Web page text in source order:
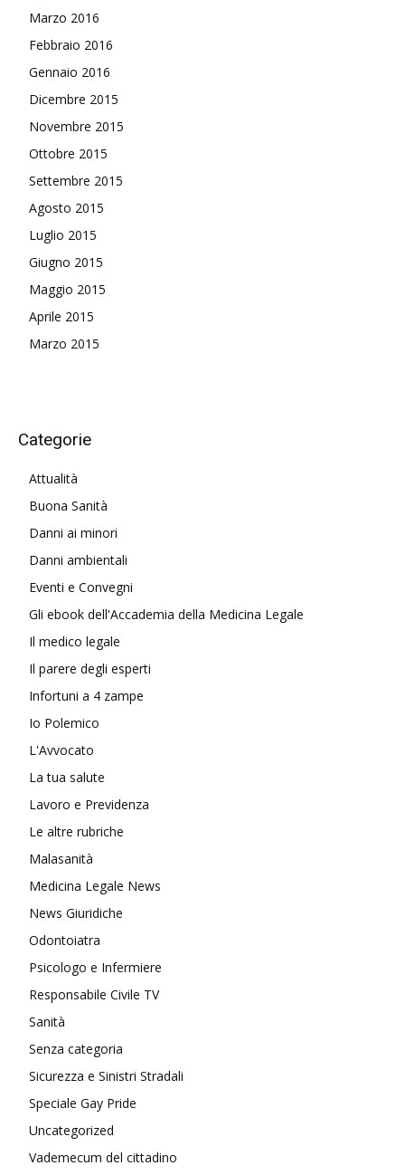
Marzo 2016
Febbraio 2016
Gennaio 2016
Dicembre 2015
Novembre 2015
Ottobre 2015
Settembre 2015
Agosto 2015
Luglio 2015
Giugno 2015
Maggio 2015
Aprile 2015
Marzo 2015
Categorie
Attualità
Buona Sanità
Danni ai minori
Danni ambientali
Eventi e Convegni
Gli ebook dell'Accademia della Medicina Legale
Il medico legale
Il parere degli esperti
Infortuni a 4 zampe
Io Polemico
L'Avvocato
La tua salute
Lavoro e Previdenza
Le altre rubriche
Malasanità
Medicina Legale News
News Giuridiche
Odontoiatra
Psicologo e Infermiere
Responsabile Civile TV
Sanità
Senza categoria
Sicurezza e Sinistri Stradali
Speciale Gay Pride
Uncategorized
Vademecum del cittadino